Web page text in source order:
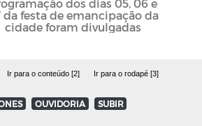
dos dias 05, 06 e
da festa de emancipação da
cidade foram divulgadas
Ir para o conteúdo [2] Ir para o rodapé [3]
OUVIDORIA SUBIR